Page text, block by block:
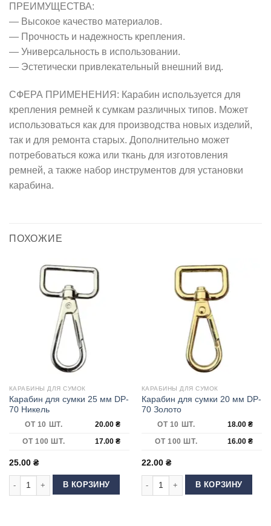
ПРЕИМУЩЕСТВА:
— Высокое качество материалов.
— Прочность и надежность крепления.
— Универсальность в использовании.
— Эстетически привлекательный внешний вид.
СФЕРА ПРИМЕНЕНИЯ: Карабин используется для
крепления ремней к сумкам различных типов. Может
использоваться как для производства новых изделий,
так и для ремонта старых. Дополнительно может
потребоваться кожа или ткань для изготовления
ремней, а также набор инструментов для установки
карабина.
ПОХОЖИЕ
КАРАБИНЫ ДЛЯ СУМОК
Карабин для сумки 25 мм DP-
70 Никель
ОТ 10 ШТ. 20.00 ₴
ОТ 100 ШТ.
17.00 ₴
25.00 ₴
Количество товара Карабин для сумки 25 мм DP-70 Никель
В КОРЗИНУ
КАРАБИНЫ ДЛЯ СУМОК
Карабин для сумки 20 мм DP-
70 Золото
ОТ 10 ШТ. 18.00 ₴
ОТ 100 ШТ.
16.00 ₴
22.00 ₴
Количество товара Карабин для
В КОРЗИНУ